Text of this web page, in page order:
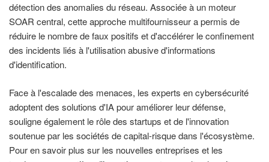
détection des anomalies du réseau. Associée à un moteur
SOAR central, cette approche multifournisseur a permis de
réduire le nombre de faux positifs et d'accélérer le confinement
des incidents liés à l'utilisation abusive d'informations
d'identification.
Face à l'escalade des menaces, les experts en cybersécurité
adoptent des solutions d'IA pour améliorer leur défense,
souligne également le rôle des startups et de l'innovation
soutenue par les sociétés de capital-risque dans l'écosystème.
Pour en savoir plus sur les nouvelles entreprises et les